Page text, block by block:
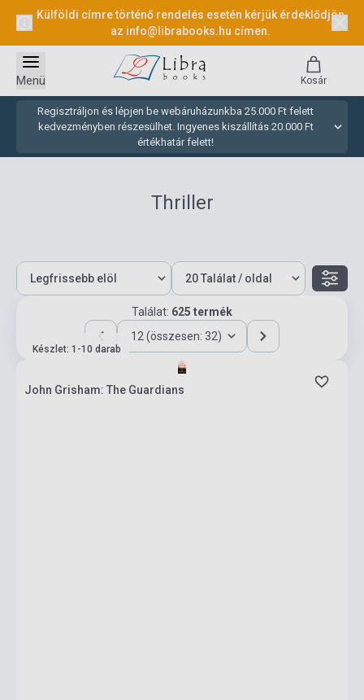
Külföldi címre történő rendelés esetén kérjük érdeklődjön
az info@librabooks.hu címen.
Regisztráljon és lépjen be webáruházunkba 25.000 Ft felett
kedvezményben részesülhet. Ingyenes kiszállítás 20.000 Ft
értékhatár felett!
Menü Kosár
Thriller
Találat: 625 termék
12 (összesen: 32)
Készlet: 1-10 darab
John Grisham: The Guardians